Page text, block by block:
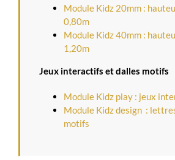
Module Kidz 20mm :
0,80m
Module Kidz 40mm :
1,20m
Jeux interactifs et dalles motifs
Module Kidz play : jeux
Module Kidz design :
motifs